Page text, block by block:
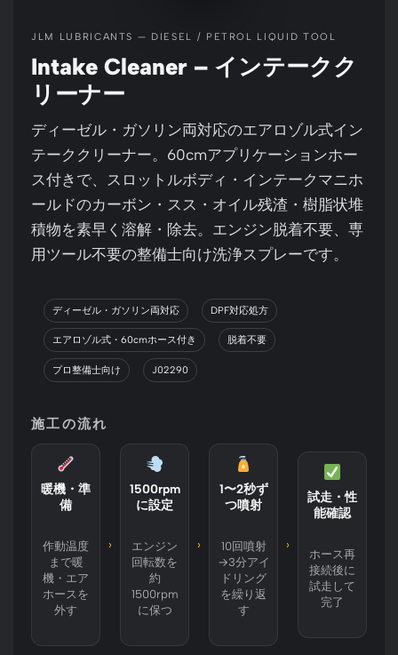
JLM LUBRICANTS — DIESEL / PETROL LIQUID TOOL
Intake Cleaner – インテークク
リーナー
ディーゼル・ガソリン両対応のエアロゾル式イン
テーククリーナー。60cmアプリケーションホー
ス付きで、スロットルボディ・インテークマニホ
ールドのカーボン・スス・オイル残渣・樹脂状堆
積物を素早く溶解・除去。エンジン脱着不要、専
用ツール不要の整備士向け洗浄スプレーです。
ディーゼル・ガソリン両対応 DPF対応処方
エアロゾル式・60cmホース付き 脱着不要
プロ整備士向け J02290
施工の流れ
暖機・準
備
作動温度
まで暖
機・エア
ホースを
外す
›
1500rpm
に設定
エンジン
回転数を
約
1500rpm
に保つ
›
1〜2秒ず
つ噴射
10回噴射
→3分アイ
ドリング
を繰り返
す
›
試走・性
能確認
ホース再
接続後に
試走して
完了